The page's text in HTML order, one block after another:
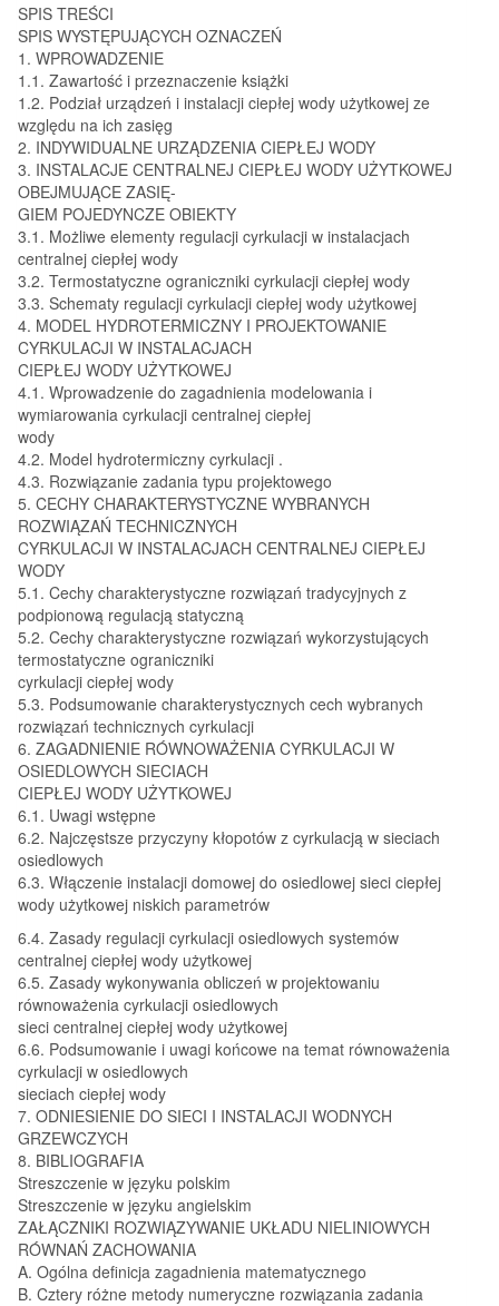
SPIS TREŚCI
SPIS WYSTĘPUJĄCYCH OZNACZEŃ
1. WPROWADZENIE
1.1. Zawartość i przeznaczenie książki
1.2. Podział urządzeń i instalacji ciepłej wody użytkowej ze
względu na ich zasięg
2. INDYWIDUALNE URZĄDZENIA CIEPŁEJ WODY
3. INSTALACJE CENTRALNEJ CIEPŁEJ WODY UŻYTKOWEJ
OBEJMUJĄCE ZASIĘ-
GIEM POJEDYNCZE OBIEKTY
3.1. Możliwe elementy regulacji cyrkulacji w instalacjach
centralnej ciepłej wody
3.2. Termostatyczne ograniczniki cyrkulacji ciepłej wody
3.3. Schematy regulacji cyrkulacji ciepłej wody użytkowej
4. MODEL HYDROTERMICZNY I PROJEKTOWANIE
CYRKULACJI W INSTALACJACH
CIEPŁEJ WODY UŻYTKOWEJ
4.1. Wprowadzenie do zagadnienia modelowania i
wymiarowania cyrkulacji centralnej ciepłej
wody
4.2. Model hydrotermiczny cyrkulacji .
4.3. Rozwiązanie zadania typu projektowego
5. CECHY CHARAKTERYSTYCZNE WYBRANYCH
ROZWIĄZAŃ TECHNICZNYCH
CYRKULACJI W INSTALACJACH CENTRALNEJ CIEPŁEJ
WODY
5.1. Cechy charakterystyczne rozwiązań tradycyjnych z
podpionową regulacją statyczną
5.2. Cechy charakterystyczne rozwiązań wykorzystujących
termostatyczne ograniczniki
cyrkulacji ciepłej wody
5.3. Podsumowanie charakterystycznych cech wybranych
rozwiązań technicznych cyrkulacji
6. ZAGADNIENIE RÓWNOWAŻENIA CYRKULACJI W
OSIEDLOWYCH SIECIACH
CIEPŁEJ WODY UŻYTKOWEJ
6.1. Uwagi wstępne
6.2. Najczęstsze przyczyny kłopotów z cyrkulacją w sieciach
osiedlowych
6.3. Włączenie instalacji domowej do osiedlowej sieci ciepłej
wody użytkowej niskich parametrów
6.4. Zasady regulacji cyrkulacji osiedlowych systemów
centralnej ciepłej wody użytkowej
6.5. Zasady wykonywania obliczeń w projektowaniu
równoważenia cyrkulacji osiedlowych
sieci centralnej ciepłej wody użytkowej
6.6. Podsumowanie i uwagi końcowe na temat równoważenia
cyrkulacji w osiedlowych
sieciach ciepłej wody
7. ODNIESIENIE DO SIECI I INSTALACJI WODNYCH
GRZEWCZYCH
8. BIBLIOGRAFIA
Streszczenie w języku polskim
Streszczenie w języku angielskim
ZAŁĄCZNIKI ROZWIĄZYWANIE UKŁADU NIELINIOWYCH
RÓWNAŃ ZACHOWANIA
A. Ogólna definicja zagadnienia matematycznego
B. Cztery różne metody numeryczne rozwiązania zadania